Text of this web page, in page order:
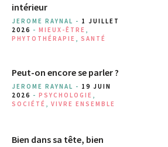
intérieur
JEROME RAYNAL - 1 JUILLET
2026 - MIEUX-ÊTRE ,
PHYTOTHÉRAPIE , SANTÉ
Peut-on encore se parler ?
JEROME RAYNAL - 19 JUIN
2026 - PSYCHOLOGIE ,
SOCIÉTÉ , VIVRE ENSEMBLE
Bien dans sa tête, bien